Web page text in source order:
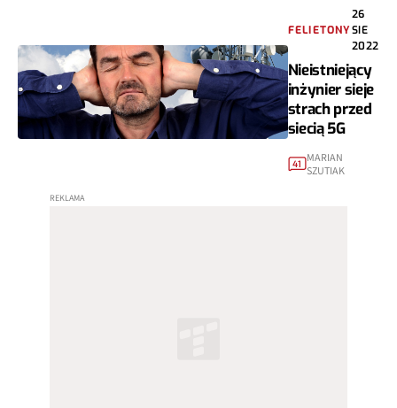
FELIETONY
26
SIE
2022
Nieistniejący
inżynier sieje
strach przed
siecią 5G
41 MARIAN
SZUTIAK